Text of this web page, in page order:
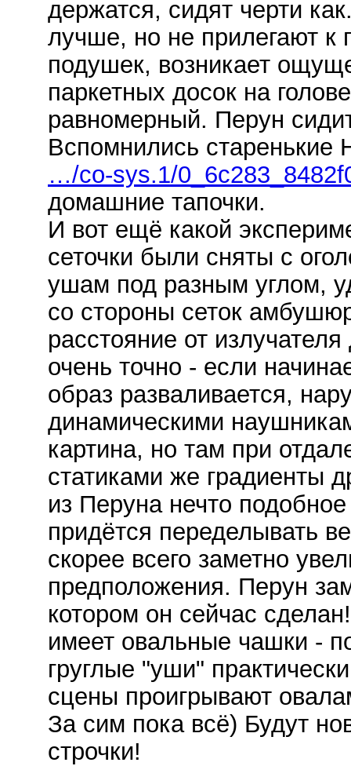
держатся, сидят черти
лучше, но не прилегают к
подушек, возникает
паркетных досок на
равномерный. Перун
Вспомнились старенькие
…/co-sys.1/
домашние тапочки.
И вот ещё какой
сеточки были сняты с
ушам под разным углом,
со стороны сеток
расстояние от
очень точно - если
образ разваливается,
динамическими
картина, но там при
статиками же градиенты
из Перуна нечто
придётся переделывать
скорее всего заметно
предположения. Перун
котором он сейчас
имеет овальные чашки -
груглые "уши"
сцены проигрывают
За сим пока всё) Будут
строчки!